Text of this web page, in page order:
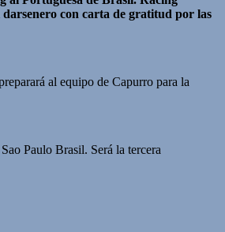
con carta de gratitud por las
al equipo de Capurro para la
Paulo Brasil. Será la tercera